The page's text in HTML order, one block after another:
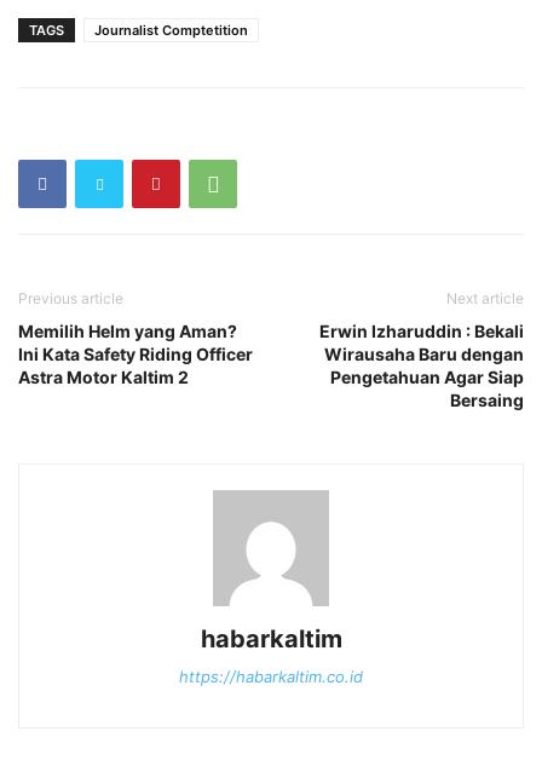
TAGS Journalist Comptetition
Previous article
Memilih Helm yang Aman?
Ini Kata Safety Riding Officer
Astra Motor Kaltim 2
Next article
Erwin Izharuddin : Bekali
Wirausaha Baru dengan
Pengetahuan Agar Siap
Bersaing
habarkaltim
https://habarkaltim.co.id